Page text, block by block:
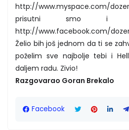
http://www.myspace.com/
prisutni smo i na
http://www.facebook.com/
Želio bih još jednom da ti se
poželim sve najbolje tebi i
daljem radu. Zivio!
Razgovarao Goran Brekalo
Facebook